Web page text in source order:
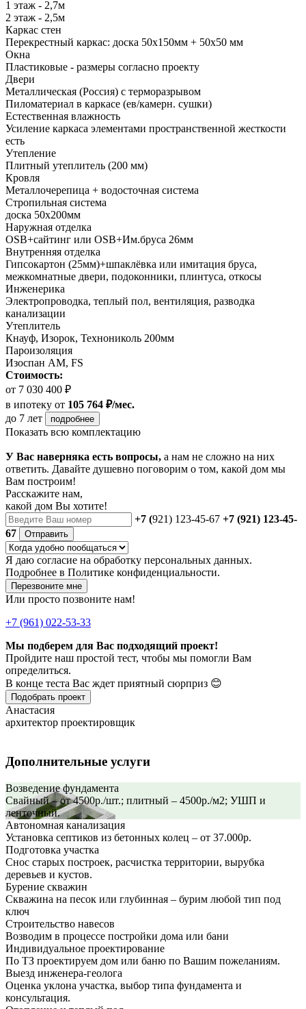
1 этаж - 2,7м
2 этаж - 2,5м
Каркас стен
Перекрестный каркас: доска 50х150мм + 50х50 мм
Окна
Пластиковые - размеры согласно проекту
Двери
Металлическая (Россия) с терморазрывом
Пиломатериал в каркасе (ев/камерн. сушки)
Естественная влажность
Усиление каркаса элементами пространственной жесткости
есть
Утепление
Плитный утеплитель (200 мм)
Кровля
Металлочерепица + водосточная система
Стропильная система
доска 50х200мм
Наружная отделка
OSB+сайтинг или OSB+Им.бруса 26мм
Внутренняя отделка
Гипсокартон (25мм)+шпаклёвка или имитация бруса,
межкомнатные двери, подоконники, плинтуса, откосы
Инженерика
Электропроводка, теплый пол, вентиляция, разводка
канализации
Утеплитель
Кнауф, Изорок, Технониколь 200мм
Пароизоляция
Изоспан AM, FS
Стоимость:
от 7 030 400 ₽
в ипотеку от 105 764 ₽/мес.
до 7 лет
подробнее
Показать всю комплектацию
У Вас наверняка есть вопросы, а нам не сложно на них
ответить. Давайте душевно поговорим о том, какой дом мы
Вам построим!
Расскажите нам,
какой дом Вы хотите!
+7 (921) 123-45-67 +7 (921) 123-45-
67
Отправить
Я даю согласие на обработку персональных данных.
Подробнее в Политике конфиденциальности.
Перезвоните мне
Или просто позвоните нам!
+7 (961) 022-53-33
Мы подберем для Вас подходящий проект!
Пройдите наш простой тест, чтобы мы помогли Вам
определиться.
В конце теста Вас ждет приятный сюрприз 😊
Подобрать проект
Анастасия
архитектор проектировщик
Дополнительные услуги
Возведение фундамента
Свайный – от 4500р./шт.; плитный – 4500р./м2; УШП и
ленточный.
Автономная канализация
Установка септиков из бетонных колец – от 37.000р.
Подготовка участка
Снос старых построек, расчистка территории, вырубка
деревьев и кустов.
Бурение скважин
Скважина на песок или глубинная – бурим любой тип под
ключ
Строительство навесов
Возводим в процессе постройки дома или бани
Индивидуальное проектирование
По ТЗ проектируем дом или баню по Вашим пожеланиям.
Выезд инженера-геолога
Оценка уклона участка, выбор типа фундамента и
консультация.